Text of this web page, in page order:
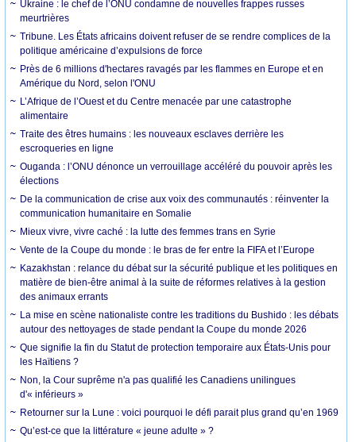
Ukraine : le chef de l’ONU condamne de nouvelles frappes russes
meurtrières
Tribune. Les États africains doivent refuser de se rendre complices de la
politique américaine d’expulsions de force
Près de 6 millions d'hectares ravagés par les flammes en Europe et en
Amérique du Nord, selon l'ONU
L’Afrique de l’Ouest et du Centre menacée par une catastrophe
alimentaire
Traite des êtres humains : les nouveaux esclaves derrière les
escroqueries en ligne
Ouganda : l’ONU dénonce un verrouillage accéléré du pouvoir après les
élections
De la communication de crise aux voix des communautés : réinventer la
communication humanitaire en Somalie
Mieux vivre, vivre caché : la lutte des femmes trans en Syrie
Vente de la Coupe du monde : le bras de fer entre la FIFA et l’Europe
Kazakhstan : relance du débat sur la sécurité publique et les politiques en
matière de bien-être animal à la suite de réformes relatives à la gestion
des animaux errants
La mise en scène nationaliste contre les traditions du Bushido : les débats
autour des nettoyages de stade pendant la Coupe du monde 2026
Que signifie la fin du Statut de protection temporaire aux États-Unis pour
les Haïtiens ?
Non, la Cour suprême n'a pas qualifié les Canadiens unilingues
d'« inférieurs »
Retourner sur la Lune : voici pourquoi le défi parait plus grand qu’en 1969
Qu’est-ce que la littérature « jeune adulte » ?